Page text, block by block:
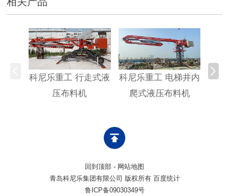
科尼乐重工 行走式液
压布料机
科尼乐重工 电梯井内
爬式液压布料机
科尼
回到顶部 - 网站地图
青岛科尼乐集团有限公司 版权所有 百度统计
鲁ICP备09030349号